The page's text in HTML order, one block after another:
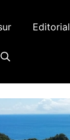
Editorial